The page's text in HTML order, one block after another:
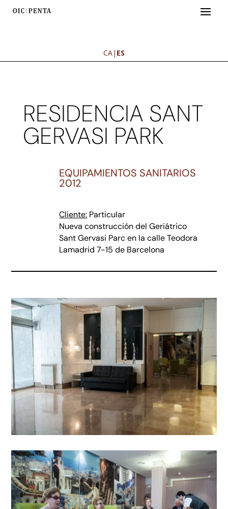
CA| ES
RESIDENCIA SANT
GERVASI PARK
EQUIPAMIENTOS SANITARIOS
2012
Cliente: Particular
Nueva construcción del Geriátrico
Sant Gervasi Parc en la calle Teodora
Lamadrid 7-15 de Barcelona